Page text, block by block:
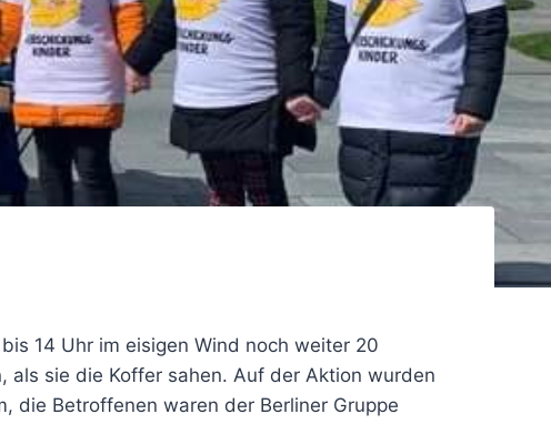
14 Uhr im eisigen Wind noch weiter 20
als sie die Koffer sahen. Auf der Aktion wurden
die Betroffenen waren der Berliner Gruppe